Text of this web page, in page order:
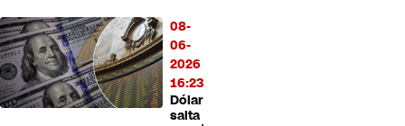
08-
06-
2026
16:23
Dólar
salta